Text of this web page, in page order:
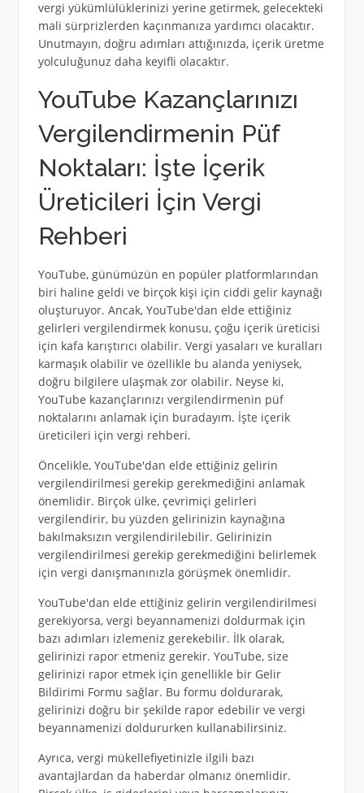
vergi yükümlülüklerinizi yerine getirmek, gelecekteki
mali sürprizlerden kaçınmanıza yardımcı olacaktır.
Unutmayın, doğru adımları attığınızda, içerik üretme
yolculuğunuz daha keyifli olacaktır.
YouTube Kazançlarınızı
Vergilendirmenin Püf
Noktaları: İşte İçerik
Üreticileri İçin Vergi
Rehberi
YouTube, günümüzün en popüler platformlarından
biri haline geldi ve birçok kişi için ciddi gelir kaynağı
oluşturuyor. Ancak, YouTube'dan elde ettiğiniz
gelirleri vergilendirmek konusu, çoğu içerik üreticisi
için kafa karıştırıcı olabilir. Vergi yasaları ve kuralları
karmaşık olabilir ve özellikle bu alanda yeniysek,
doğru bilgilere ulaşmak zor olabilir. Neyse ki,
YouTube kazançlarınızı vergilendirmenin püf
noktalarını anlamak için buradayım. İşte içerik
üreticileri için vergi rehberi.
Öncelikle, YouTube'dan elde ettiğiniz gelirin
vergilendirilmesi gerekip gerekmediğini anlamak
önemlidir. Birçok ülke, çevrimiçi gelirleri
vergilendirir, bu yüzden gelirinizin kaynağına
bakılmaksızın vergilendirilebilir. Gelirinizin
vergilendirilmesi gerekip gerekmediğini belirlemek
için vergi danışmanınızla görüşmek önemlidir.
YouTube'dan elde ettiğiniz gelirin vergilendirilmesi
gerekiyorsa, vergi beyannamenizi doldurmak için
bazı adımları izlemeniz gerekebilir. İlk olarak,
gelirinizi rapor etmeniz gerekir. YouTube, size
gelirinizi rapor etmek için genellikle bir Gelir
Bildirimi Formu sağlar. Bu formu doldurarak,
gelirinizi doğru bir şekilde rapor edebilir ve vergi
beyannamenizi doldururken kullanabilirsiniz.
Ayrıca, vergi mükellefiyetinizle ilgili bazı
avantajlardan da haberdar olmanız önemlidir.